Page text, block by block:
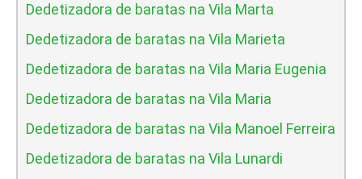
Dedetizadora de baratas na Vila Marta
Dedetizadora de baratas na Vila Marieta
Dedetizadora de baratas na Vila Maria Eugenia
Dedetizadora de baratas na Vila Maria
Dedetizadora de baratas na Vila Manoel Ferreira
Dedetizadora de baratas na Vila Lunardi